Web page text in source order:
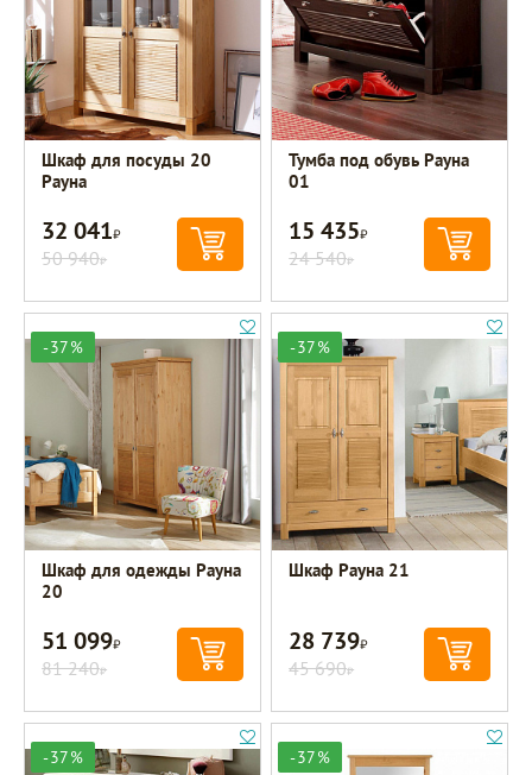
Шкаф для посуды 20
Рауна
32 041Р
50 940Р
Тумба под обувь Рауна
01
15 435Р
24 540Р
-37%
Шкаф для одежды Рауна
20
51 099Р
81 240Р
-37%
Шкаф Рауна 21
28 739Р
45 690Р
-37% -37%